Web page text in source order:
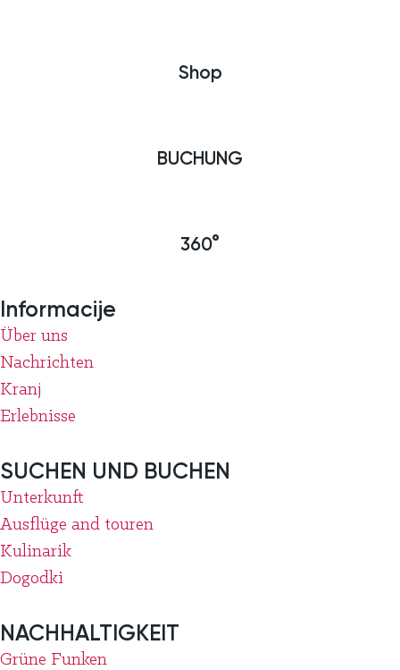
Shop
BUCHUNG
360°
Informacije
Über uns
Nachrichten
Kranj
Erlebnisse
SUCHEN UND BUCHEN
Unterkunft
Ausflüge and touren
Kulinarik
Dogodki
NACHHALTIGKEIT
Grüne Funken